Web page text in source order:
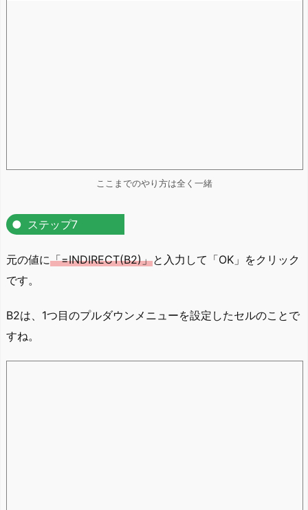
ここまでのやり方は全く一緒
ステップ7
元の値に「=INDIRECT(B2)」と入力して「OK」をクリック
です。
B2は、1つ目のプルダウンメニューを設定したセルのことで
すね。